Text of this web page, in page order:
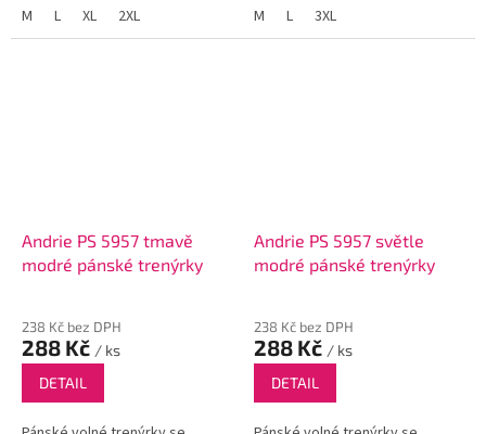
knoflíky.
M L XL 2XL
knoflíky.
M L 3XL
Andrie PS 5957 tmavě
modré pánské trenýrky
238 Kč bez DPH
288 Kč / ks
DETAIL
Andrie PS 5957 světle
modré pánské trenýrky
238 Kč bez DPH
288 Kč / ks
DETAIL